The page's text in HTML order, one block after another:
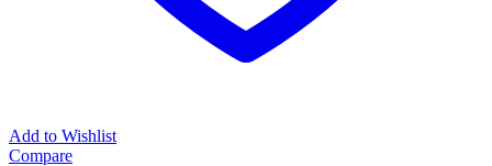
Add to Wishlist
Compare